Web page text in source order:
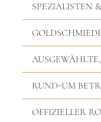
SPEZIALISTEN
RUND-UM
OFFIZIELLER